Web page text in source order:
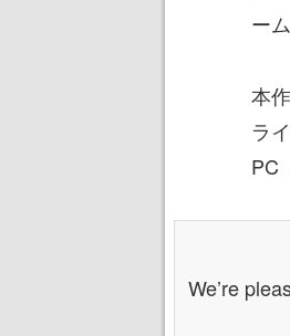
ーム
本
ラ
PC
We’re